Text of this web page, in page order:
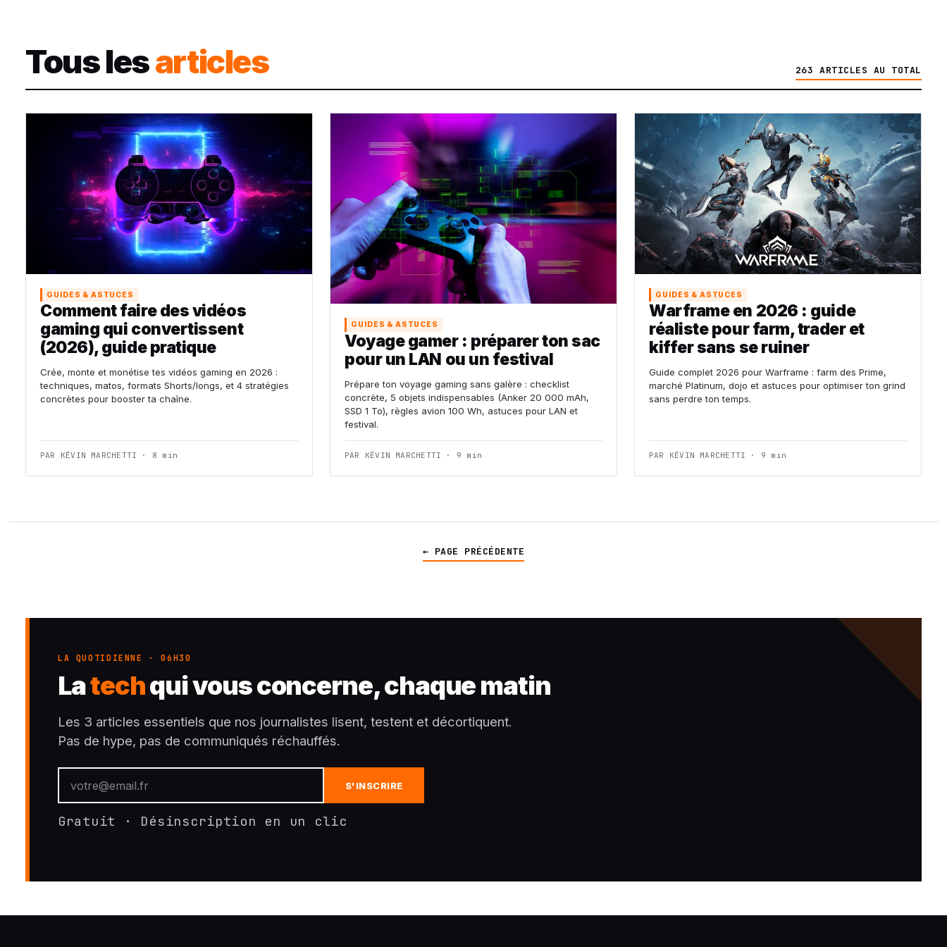
Tous lesarticles 263 ARTICLES AU TOTAL
GUIDES & ASTUCES
Comment faire des vidéos
gaming qui convertissent
(2026), guide pratique
Crée, monte et monétise tes vidéos gaming en 2026 :
techniques, matos, formats Shorts/longs, et 4 stratégies
concrètes pour booster ta chaîne.
PAR KÉVIN MARCHETTI · 8 min
GUIDES & ASTUCES
Voyage gamer : préparer ton sac
pour un LAN ou un festival
Prépare ton voyage gaming sans galère : checklist
concrète, 5 objets indispensables (Anker 20 000 mAh,
SSD 1 To), règles avion 100 Wh, astuces pour LAN et
festival.
PAR KÉVIN MARCHETTI · 9 min
GUIDES & ASTUCES
Warframe en 2026 : guide
réaliste pour farm, trader et
kiffer sans se ruiner
Guide complet 2026 pour Warframe : farm des Prime,
marché Platinum, dojo et astuces pour optimiser ton grind
sans perdre ton temps.
PAR KÉVIN MARCHETTI · 9 min
← PAGE PRÉCÉDENTE
LA QUOTIDIENNE · 06H30
Latechqui vous concerne, chaque matin
Les 3 articles essentiels que nos journalistes lisent, testent et décortiquent.
Pas de hype, pas de communiqués réchauffés.
S'INSCRIRE
Gratuit · Désinscription en un clic